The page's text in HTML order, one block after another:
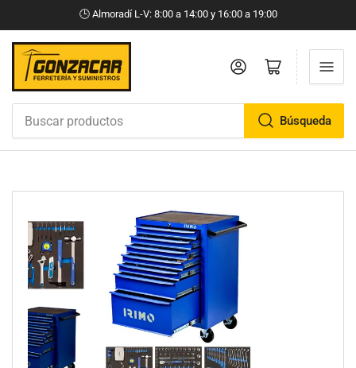
🕒​ Almoradí L-V: 8:00 a 14:00 y 16:00 a 19:00
Búsqueda
Iniciar sesiónAbrir cesta pequeña